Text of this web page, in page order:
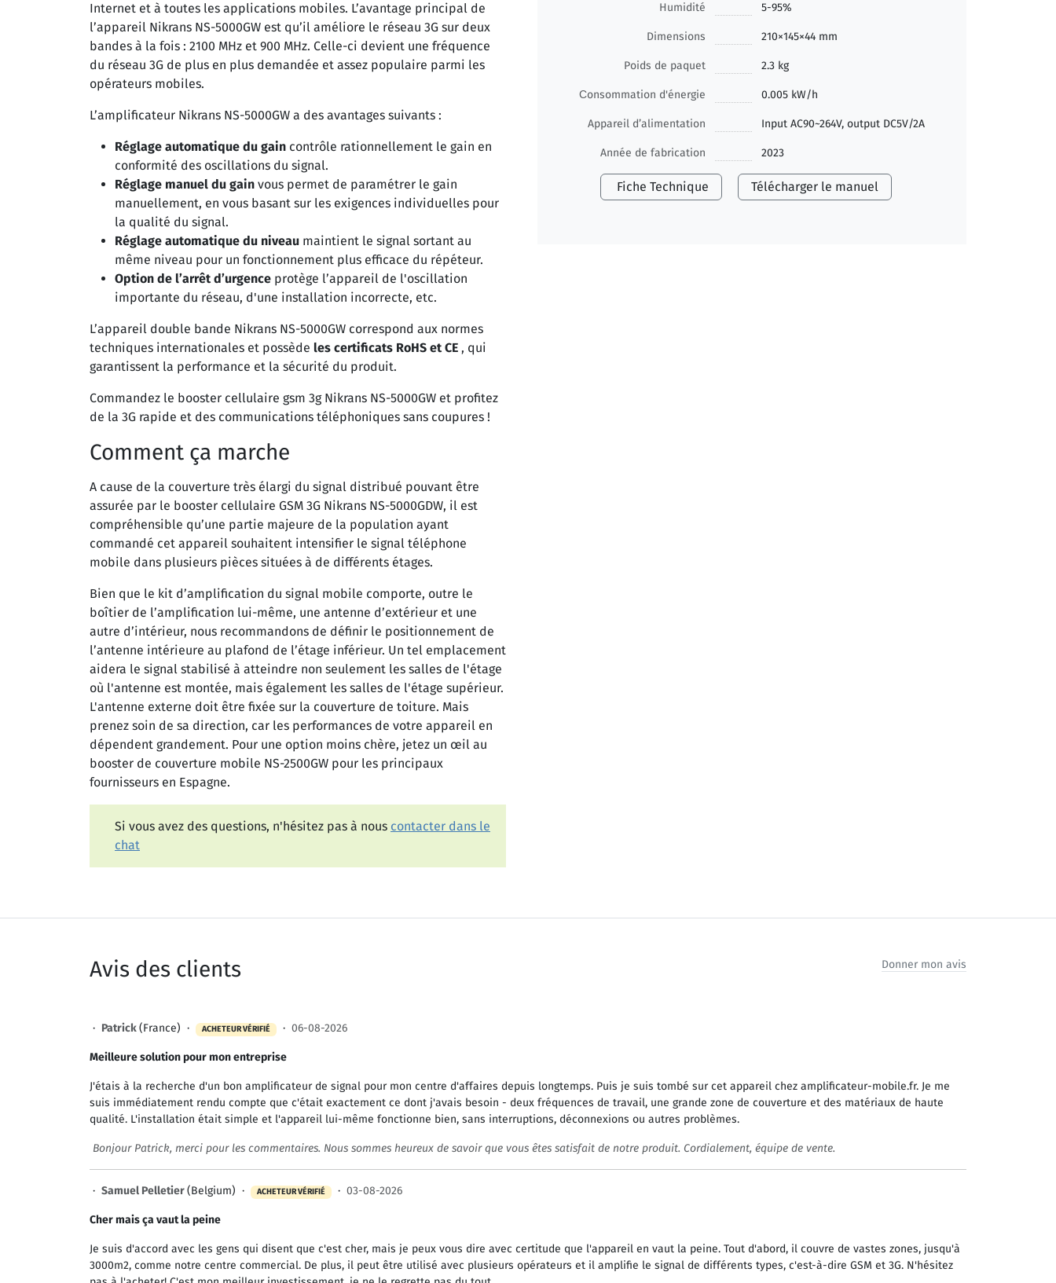
Internet et à toutes les applications mobiles. L’avantage principal de
l’appareil Nikrans NS-5000GW est qu’il améliore le réseau 3G sur deux
bandes à la fois : 2100 MHz et 900 MHz. Celle-ci devient une fréquence
du réseau 3G de plus en plus demandée et assez populaire parmi les
opérateurs mobiles.
L’amplificateur Nikrans NS-5000GW a des avantages suivants :
Réglage automatique du gain contrôle rationnellement le gain en
conformité des oscillations du signal.
Réglage manuel du gain vous permet de paramétrer le gain
manuellement, en vous basant sur les exigences individuelles pour
la qualité du signal.
Réglage automatique du niveau maintient le signal sortant au
même niveau pour un fonctionnement plus efficace du répéteur.
Option de l’arrêt d’urgence protège l’appareil de l'oscillation
importante du réseau, d'une installation incorrecte, etc.
L’appareil double bande Nikrans NS-5000GW correspond aux normes
techniques internationales et possède les certificats RoHS et CE , qui
garantissent la performance et la sécurité du produit.
Commandez le booster cellulaire gsm 3g Nikrans NS-5000GW et profitez
de la 3G rapide et des communications téléphoniques sans coupures !
Comment ça marche
A cause de la couverture très élargi du signal distribué pouvant être
assurée par le booster cellulaire GSM 3G Nikrans NS-5000GDW, il est
compréhensible qu’une partie majeure de la population ayant
commandé cet appareil souhaitent intensifier le signal téléphone
mobile dans plusieurs pièces situées à de différents étages.
Bien que le kit d’amplification du signal mobile comporte, outre le
boîtier de l’amplification lui-même, une antenne d’extérieur et une
autre d’intérieur, nous recommandons de définir le positionnement de
l’antenne intérieure au plafond de l’étage inférieur. Un tel emplacement
aidera le signal stabilisé à atteindre non seulement les salles de l'étage
où l'antenne est montée, mais également les salles de l'étage supérieur.
L'antenne externe doit être fixée sur la couverture de toiture. Mais
prenez soin de sa direction, car les performances de votre appareil en
dépendent grandement. Pour une option moins chère, jetez un œil au
booster de couverture mobile NS-2500GW pour les principaux
fournisseurs en Espagne.
Si vous avez des questions, n'hésitez pas à nous contacter dans le
chat
Humidité 5-95%
Dimensions 210×145×44 mm
Poids de paquet 2.3 kg
Сonsommation d'énergie 0.005 kW/h
Appareil d’alimentation Input AC90~264V, output DC5V/2A
Année de fabrication 2023
Fiche Technique Télécharger le manuel
Avis des clients Donner mon avis
· Patrick(France) · ACHETEUR VÉRIFIÉ · 06-08-2026
Meilleure solution pour mon entreprise
J'étais à la recherche d'un bon amplificateur de signal pour mon centre d'affaires depuis longtemps. Puis je suis tombé sur cet appareil chez amplificateur-mobile.fr. Je me
suis immédiatement rendu compte que c'était exactement ce dont j'avais besoin - deux fréquences de travail, une grande zone de couverture et des matériaux de haute
qualité. L'installation était simple et l'appareil lui-même fonctionne bien, sans interruptions, déconnexions ou autres problèmes.
Bonjour Patrick, merci pour les commentaires. Nous sommes heureux de savoir que vous êtes satisfait de notre produit. Cordialement, équipe de vente.
· Samuel Pelletier(Belgium) · ACHETEUR VÉRIFIÉ · 03-08-2026
Cher mais ça vaut la peine
Je suis d'accord avec les gens qui disent que c'est cher, mais je peux vous dire avec certitude que l'appareil en vaut la peine. Tout d'abord, il couvre de vastes zones, jusqu'à
3000m2, comme notre centre commercial. De plus, il peut être utilisé avec plusieurs opérateurs et il amplifie le signal de différents types, c'est-à-dire GSM et 3G. N'hésitez